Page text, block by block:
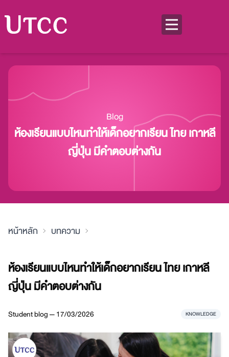
Blog
ห้องเรียนแบบไหนทำให้เด็กอยากเรียน ไทย เกาหลี
ญี่ปุ่น มีคำตอบต่างกัน
หน้าหลัก บทความ
ห้องเรียนแบบไหนทำให้เด็กอยากเรียน ไทย เกาหลี
ญี่ปุ่น มีคำตอบต่างกัน
Student blog — 17/03/2026 KNOWLEDGE